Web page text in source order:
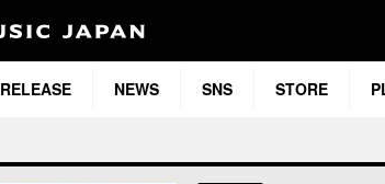
RELEASE NEWS SNS STORE